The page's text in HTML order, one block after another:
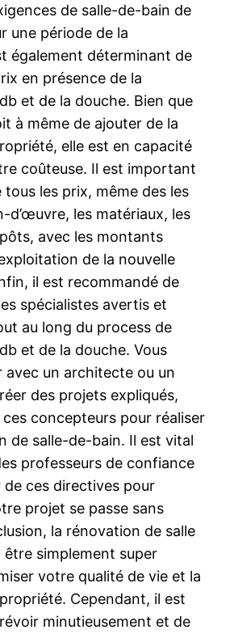
de salle-de-bain de
une période de la
également déterminant de
en présence de la
et de la douche. Bien que
à même de ajouter de la
elle est en capacité
coûteuse. Il est important
les prix, même des les
d’œuvre, les matériaux, les
avec les montants
de la nouvelle
il est recommandé de
spécialistes avertis et
au long du process de
et de la douche. Vous
avec un architecte ou un
des projets expliqués,
ces concepteurs pour réaliser
de salle-de-bain. Il est vital
professeurs de confiance
de ces directives pour
projet se passe sans
la rénovation de salle
simplement super
votre qualité de vie et la
Cependant, il est
minutieusement et de